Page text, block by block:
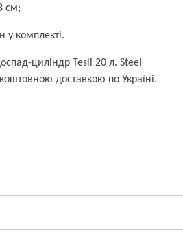
см;
у комплекті.
циліндр Tesli 20 л. Steel
доставкою по Україні.